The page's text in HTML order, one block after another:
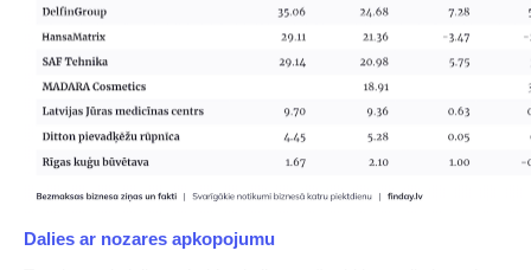
​Dalies ar nozares apkopojumu​